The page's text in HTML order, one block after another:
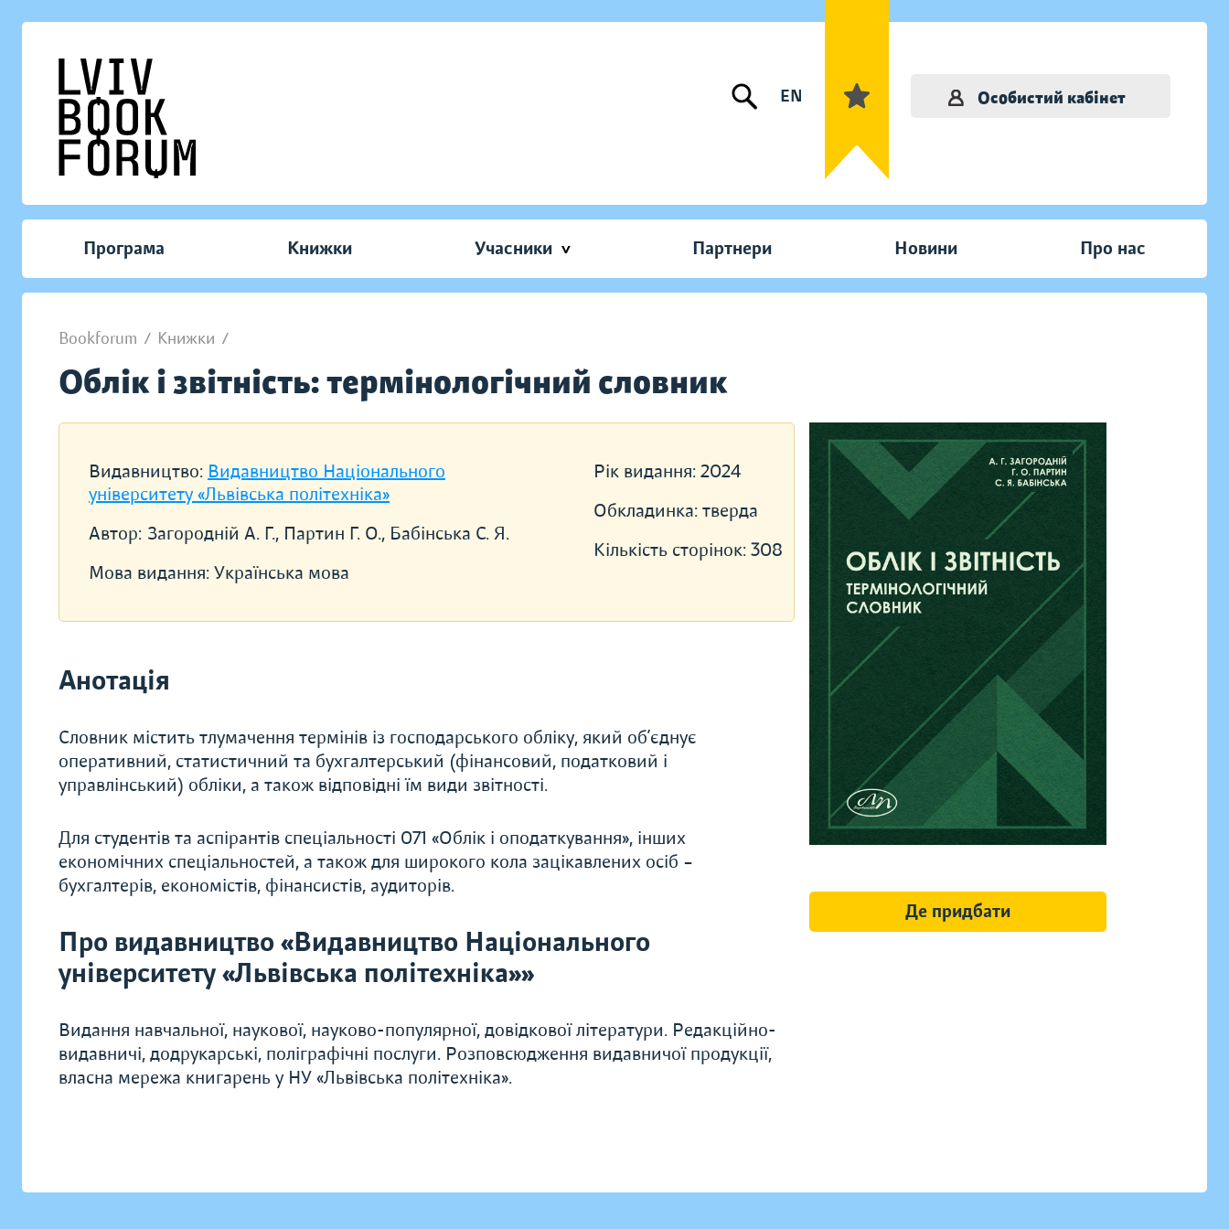
EN Особистий кабінет
Програма Книжки Учасники Партнери Новини Про нас
Bookforum / Книжки /
Облік і звітність: термінологічний словник
Видавництво: Видавництво Національного
університету «Львівська політехніка»
Автор: Загородній А. Г., Партин Г. О., Бабінська С. Я.
Мова видання: Українська мова
Рік видання: 2024
Обкладинка: тверда
Кількість сторінок: 308
Анотація
Словник містить тлумачення термінів із господарського обліку, який об’єднує
оперативний, статистичний та бухгалтерський (фінансовий, податковий і
управлінський) обліки, а також відповідні їм види звітності.
Для студентів та аспірантів спеціальності 071 «Облік і оподаткування», інших
економічних спеціальностей, а також для широкого кола зацікавлених осіб –
бухгалтерів, економістів, фінансистів, аудиторів.
Про видавництво «Видавництво Національного
університету «Львівська політехніка»»
Видання навчальної, наукової, науково-популярної, довідкової літератури. Редакційно-
видавничі, додрукарські, поліграфічні послуги. Розповсюдження видавничої продукції,
власна мережа книгарень у НУ «Львівська політехніка».
Де придбати